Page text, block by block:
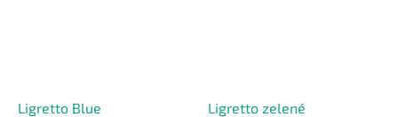
Ligretto Blue Ligretto zelené